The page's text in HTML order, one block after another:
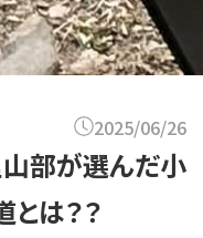
2025/06/26
部が選んだ小
は？？